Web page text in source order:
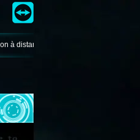
• Conseil • Matériel •